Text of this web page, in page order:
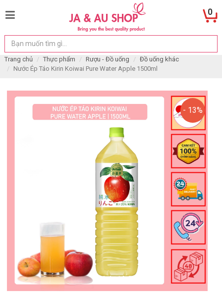
0
Trang chủ Thực phẩm Rượu - Đồ uống
Đồ uống khác
Nước Ép Táo Kirin Koiwai Pure Water Apple 1500ml
- 13%